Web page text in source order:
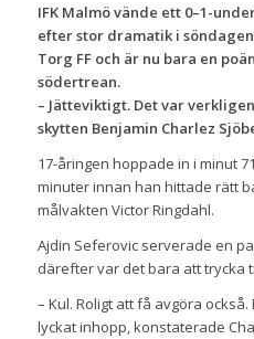
IFK Malmö vände ett 0–1-
efter stor dramatik i
Torg FF och är nu bara en
södertrean.
– Jätteviktigt. Det var
skytten Benjamin Charlez
17-åringen hoppade in i minut
minuter innan han hittade rätt
målvakten Victor Ringdahl.
Ajdin Seferovic serverade en
därefter var det bara att trycka
– Kul. Roligt att få avgöra
lyckat inhopp, konstaterade